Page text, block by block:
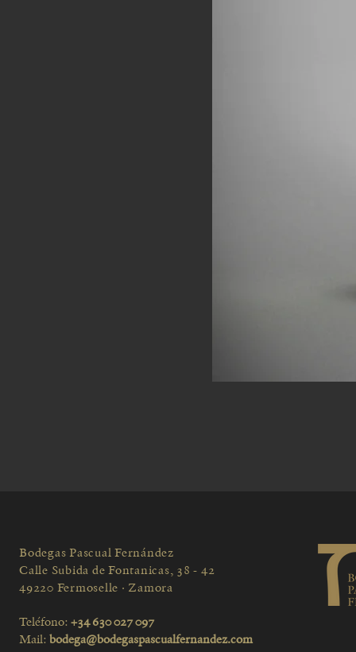
Bodegas Pascual Fernández
Calle Subida de Fontanicas, 38 - 42
49220 Fermoselle · Zamora
Teléfono: +34 630 027 097
Mail: bodega@bodegaspascualfernandez.com